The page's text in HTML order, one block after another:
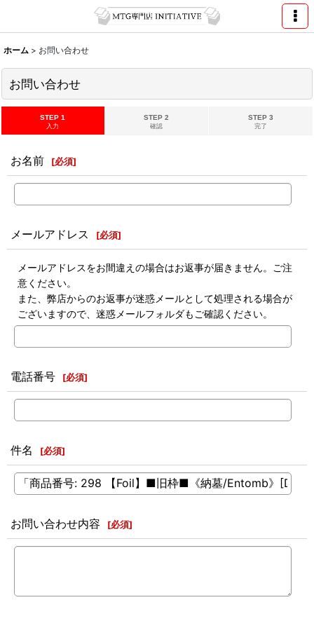
ホーム > お問い合わせ
お問い合わせ
STEP 1
入力
STEP 2
確認
STEP 3
完了
お名前 [必須]
メールアドレス [必須]
メールアドレスをお間違えの場合はお返事が届きません。ご注
意ください。
また、弊店からのお返事が迷惑メールとして処理される場合が
ございますので、迷惑メールフォルダもご確認ください。
電話番号 [必須]
件名 [必須]
お問い合わせ内容 [必須]